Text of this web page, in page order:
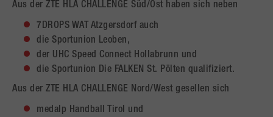
Aus der ZTE HLA CHALLENGE Süd/Ost haben sich neben
7DROPS WAT Atzgersdorf auch
die Sportunion Leoben,
der UHC Speed Connect Hollabrunn und
die Sportunion Die FALKEN St. Pölten qualifiziert.
Aus der ZTE HLA CHALLENGE Nord/West gesellen sich
medalp Handball Tirol und